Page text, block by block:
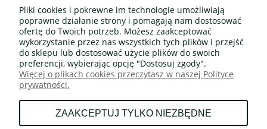
Wszelkie prawa zastrzeżone! Wszystkie teksty, rysunki,
zdjęcia oraz wszystkie inne informacje opublikowane na
niniejszych stronach podlegają prawom autorskim
CoinsOutlet.pl
Wszelkie kopiowanie, dystrybucja, elektroniczne
przetwarzanie oraz przesyłanie zawartości bez zezwolenia
CoinsOutlet.pl jest zabronione.
Pliki cookies i pokrewne im technologie umożliwiają
poprawne działanie strony i pomagają nam dostosować
ofertę do Twoich potrzeb. Możesz zaakceptować
wykorzystanie przez nas wszystkich tych plików i przejść
do sklepu lub dostosować użycie plików do swoich
preferencji, wybierając opcję "Dostosuj zgody".
Więcej o plikach cookies przeczytasz w naszej Polityce
prywatności.
ZAAKCEPTUJ TYLKO NIEZBĘDNE